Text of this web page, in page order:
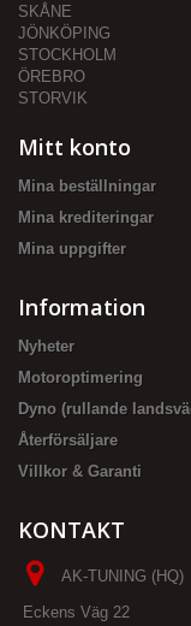
SKÅNE
JÖNKÖPING
STOCKHOLM
ÖREBRO
STORVIK
Mitt konto
Mina beställningar
Mina krediteringar
Mina uppgifter
Information
Nyheter
Motoroptimering
Dyno (rullande
Återförsäljare
Villkor & Garanti
KONTAKT
AK-TUNING (HQ)
Eckens Väg 22